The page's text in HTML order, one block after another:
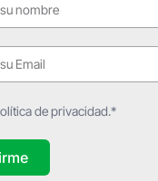
de privacidad.*